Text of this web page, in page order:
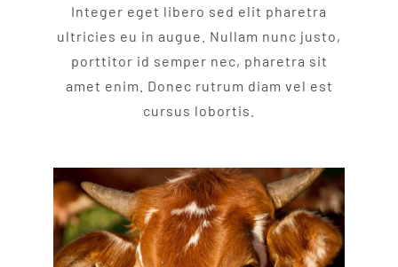
Integer eget libero sed elit pharetra
ultricies eu in augue. Nullam nunc justo,
porttitor id semper nec, pharetra sit
amet enim. Donec rutrum diam vel est
cursus lobortis.